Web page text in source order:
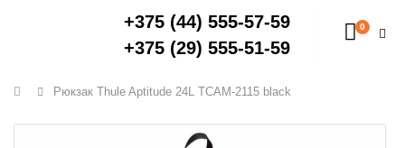
+375 (44) 555-57-59
+375 (29) 555-51-59
0
Главная
Рюкзак Thule Aptitude 24L TCAM-2115 black